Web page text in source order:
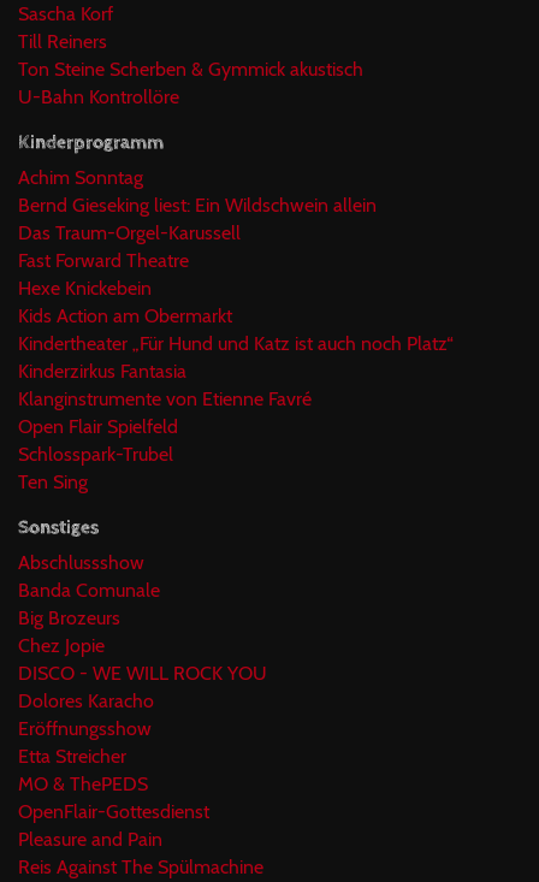
Sascha Korf
Till Reiners
Ton Steine Scherben & Gymmick akustisch
U-Bahn Kontrollöre
Kinderprogramm
Achim Sonntag
Bernd Gieseking liest: Ein Wildschwein allein
Das Traum-Orgel-Karussell
Fast Forward Theatre
Hexe Knickebein
Kids Action am Obermarkt
Kindertheater „Für Hund und Katz ist auch noch Platz“
Kinderzirkus Fantasia
Klanginstrumente von Etienne Favré
Open Flair Spielfeld
Schlosspark-Trubel
Ten Sing
Sonstiges
Abschlussshow
Banda Comunale
Big Brozeurs
Chez Jopie
DISCO - WE WILL ROCK YOU
Dolores Karacho
Eröffnungsshow
Etta Streicher
MO & ThePEDS
OpenFlair-Gottesdienst
Pleasure and Pain
Reis Against The Spülmachine